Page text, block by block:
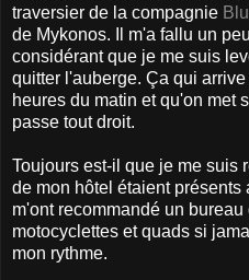
traversier de la compagnie
de Mykonos. Il m'a fallu un
considérant que je me suis
quitter l'auberge. Ça qui
heures du matin et qu'on met
passe tout droit.
Toujours est-il que je me suis
de mon hôtel étaient présents
m'ont recommandé un
motocyclettes et quads si
mon rythme.